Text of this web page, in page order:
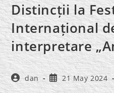
Distincții la
Internațional
interpretare
Post
author:
dan
Post
published:
21 May 2024